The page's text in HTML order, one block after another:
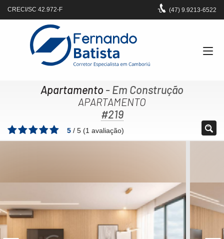
CRECI/SC 42.972-F (47) 9.9213-6522
Apartamento - Em Construção
APARTAMENTO
#219
5 / 5 (1 avaliação)